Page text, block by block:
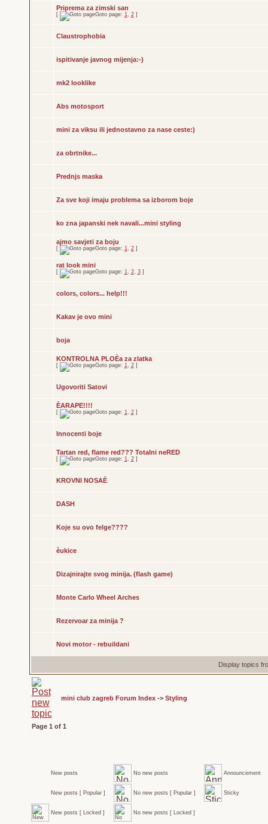
Priprema za zimski san
[ Goto page: 1, 2]
Claustrophobia
ispitivanje javnog mijenja:-)
mk2 looklike
Abs motosport
mini za viksu ili jednostavno za nase ceste:)
za obrtnike...
Prednjs maska
Za sve koji imaju problema sa izborom boje
ko zna japanski nek navali...mini styling
ajmo savjeti za boju
[ Goto page: 1, 2]
rat look mini
[ Goto page: 1, 2, 3]
colors, colors... help!!!
Kakav je ovo mini
boja
KONTROLNA PLOÈa za zlatka
[ Goto page: 1, 2]
Ugovoriti Satovi
ÈARAPE!!!!
[ Goto page: 1, 2]
Innocenti boje
Tartan red, flame red??? Totalni neRED
[ Goto page: 1, 2]
KROVNI NOSAÈ
DASH
Koje su ovo felge????
èukice
Dizajnirajte svog minija. (flash game)
Monte Carlo Wheel Arches
Rezervoar za minija ?
Novi motor - rebuildani
Display topics
mini club zagreb Forum Index-> Styling
Page 1 of 1
New posts No new posts Announcement
New posts [ Popular ] No new posts [ Popular ] Sticky
New posts [ Locked ] No new posts [ Locked ]